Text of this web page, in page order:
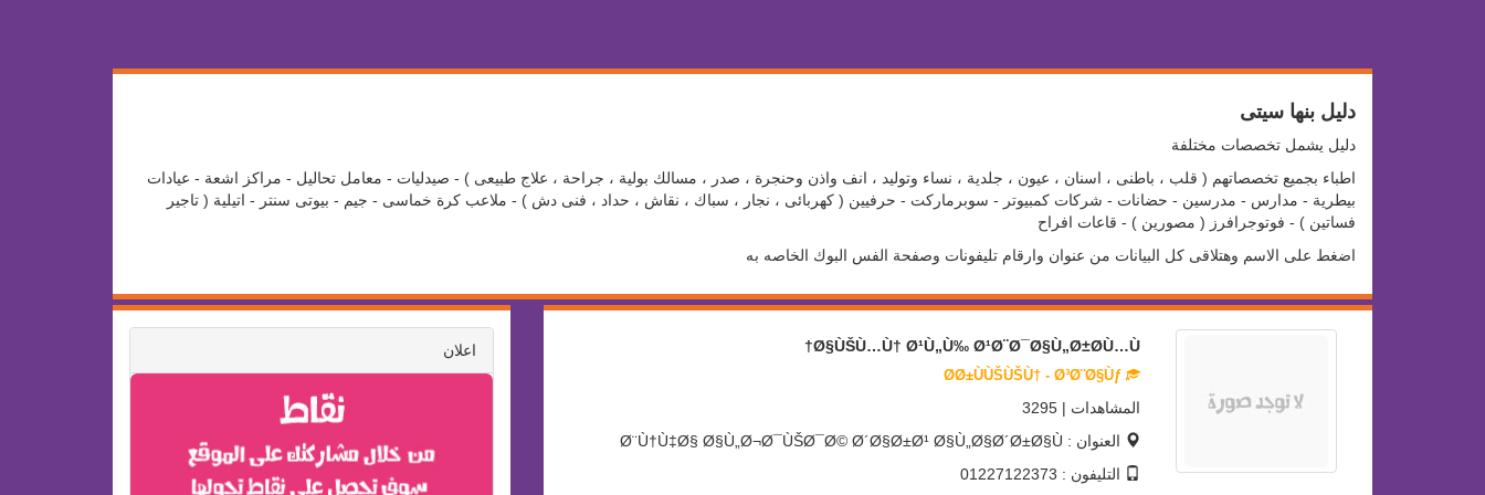
دليل بنها سيتى
دليل يشمل تخصصات مختلفة
اطباء بجميع تخصصاتهم ( قلب ، باطنى ، اسنان ، عيون ، جلدية ، نساء وتوليد ، انف واذن وحنجرة ، صدر ، مسالك بولية ، جراحة ، علاج طبيعى ) - صيدليات - معامل تحاليل - مراكز اشعة - عيادات
بيطرية - مدارس - مدرسين - حضانات - شركات كمبيوتر - سوبرماركت - حرفيين ( كهربائى ، نجار ، سباك ، نقاش ، حداد ، فنى دش ) - ملاعب كرة خماسى - جيم - بيوتى سنتر - اتيلية ( تاجير
فساتين ) - فوتوجرافرز ( مصورين ) - قاعات افراح
اضغط على الاسم وهتلاقى كل البيانات من عنوان وارقام تليفونات وصفحة الفس البوك الخاصه به
Ø§ÙŠÙ…Ù† Ø¹Ù„Ù‰ Ø¹Ø¨Ø¯Ø§Ù„Ø±Ø­Ù…Ù†
المشاهدات | 3295
العنوان : Ø¨Ù†Ù‡Ø§ Ø§Ù„Ø¬Ø¯ÙŠØ¯Ø© Ø´Ø§Ø±Ø¹ Ø§Ù„Ø§Ø´Ø±Ø§Ù
التليفون : 01227122373
اعلان